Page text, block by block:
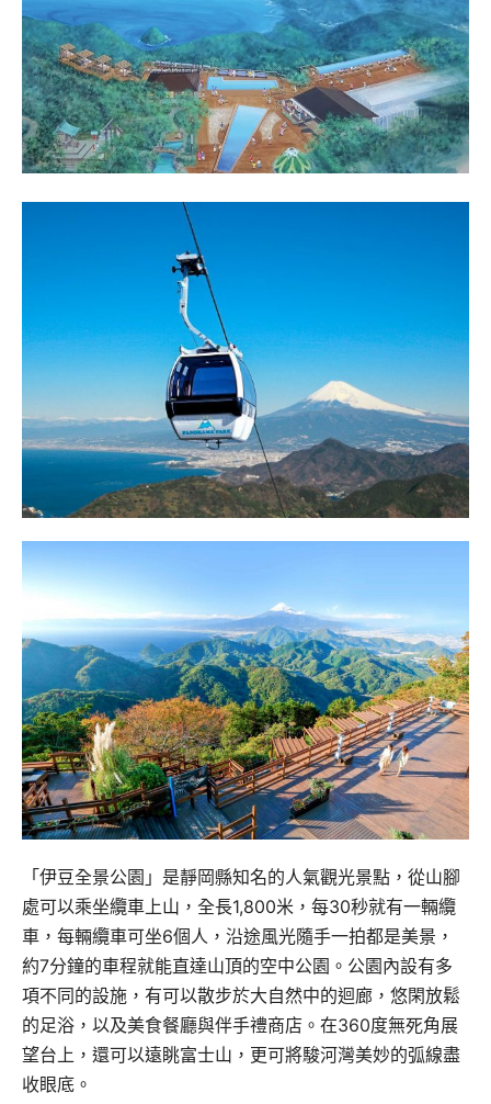
「伊豆全景公園」是靜岡縣知名的人氣觀光景點，從山腳
處可以乘坐纜車上山，全長1,800米，每30秒就有一輛纜
車，每輛纜車可坐6個人，沿途風光隨手一拍都是美景，
約7分鐘的車程就能直達山頂的空中公園。公園內設有多
項不同的設施，有可以散步於大自然中的迴廊，悠閑放鬆
的足浴，以及美食餐廳與伴手禮商店。在360度無死角展
望台上，還可以遠眺富士山，更可將駿河灣美妙的弧線盡
收眼底。